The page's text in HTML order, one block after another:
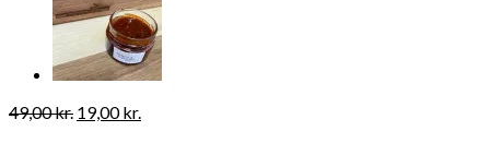
49,00kr. Den
19,00kr.